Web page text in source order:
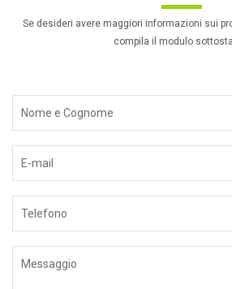
Se desideri avere maggiori informazioni sui
compila il modulo